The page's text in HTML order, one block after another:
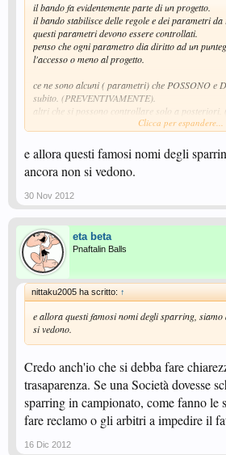
il bando fa evidentemente parte di un progetto.
il bando stabilisce delle regole e dei parametri da
questi parametri devono essere controllati.
penso che ogni parametro dia diritto ad un
l'accesso o meno al progetto.
ce ne sono alcuni ( parametri) che POSSONO e
subito. (PREVENTIVAMENTE).
altri che si possono controllare solo a posteriori.
Se non è stato fatto , o è stato fatto con
alcuni che ne sono stati penalizzati.
PS questa discussione va ormai avanti da tanto
basterebbe così poco per mettere la parola FINE.
--- Messaggio Unito Automaticamente,
tratto da un intervento del 19 ottobre :
Le società hanno ricevuto in settimana una
Federazione con cui si chiede di conoscere
dello sparring, se diverso da quello presentato
del bando.
interesserò non solo per la pubblicazione del
dell'erogazione della prima parte del contributo.
Qualcuno può dirmi dove trovare tale
controlli effettuati ?
Clicca per espandere...
e allora questi famosi nomi degli
ancora non si vedono.
30 Nov 2012
eta beta
Pnaftalin Balls
nittaku2005 ha scritto: ↑
e allora questi famosi nomi degli sparring, siamo
si vedono.
Credo anch'io che si debba fare
trasaparenza. Se una Società dovesse
sparring in campionato, come fanno le
fare reclamo o gli arbitri a impedire il
16 Dic 2012